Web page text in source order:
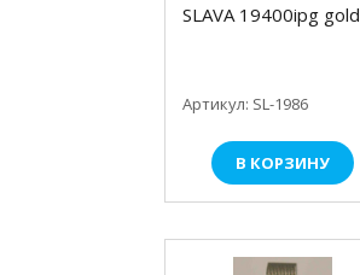
SLAVA 19400ipg gold
Артикул: SL-1986
В КОРЗИНУ